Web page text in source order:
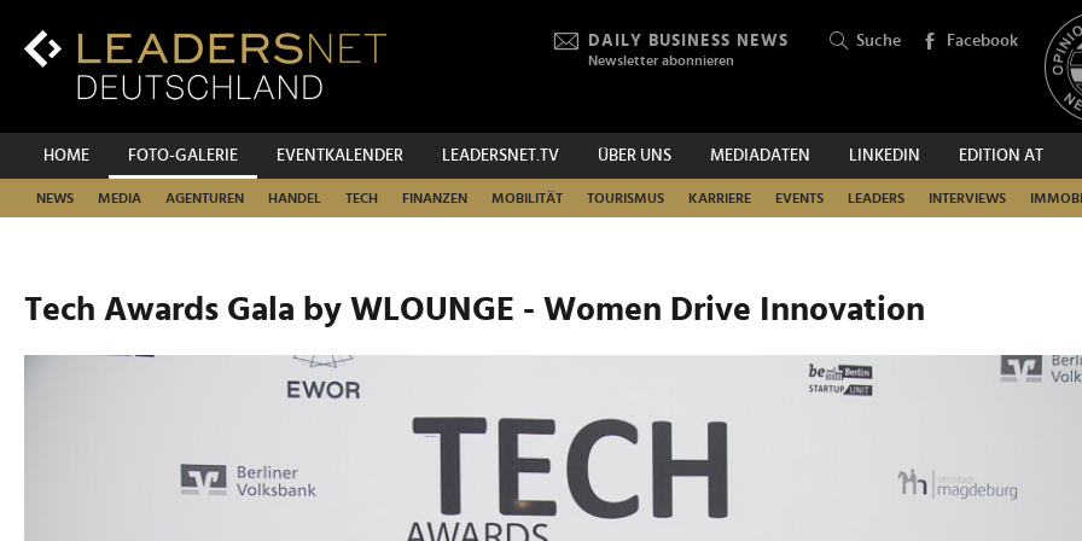
Inhalt
Hauptnavigation
DAILY BUSINESS NEWS
Newsletter abonnieren
Suche Facebook
HOME FOTO-GALERIE EVENTKALENDER LEADERSNET.TV ÜBER UNS MEDIADATEN LINKEDIN EDITION AT
NEWS MEDIA AGENTUREN HANDEL TECH FINANZEN MOBILITÄT TOURISMUS KARRIERE EVENTS LEADERS INTERVIEWS
SUCHEN
Tech Awards Gala by WLOUNGE - Women Drive Innovation